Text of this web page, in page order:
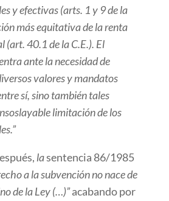
y efectivas (arts. 1 y 9 de la
más equitativa de la renta
(art. 40.1 de la C.E.). El
ante la necesidad de
valores y mandatos
sí, sino también tales
limitación de los
lasentencia 86/1985
a la subvención no nace de
de la Ley (…)”acabando por